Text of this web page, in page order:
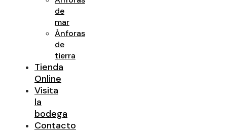
de
mar
Ánforas
de
tierra
Tienda
Online
Visita
la
bodega
Contacto